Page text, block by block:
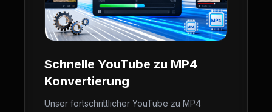
Schnelle YouTube zu MP4
Konvertierung
Unser fortschrittlicher YouTube zu MP4